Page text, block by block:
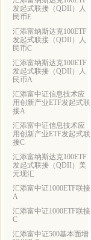
发起式联接（QDII）人
民币E
汇添富纳斯达克100ETF
发起式联接（QDII）人
民币C
汇添富纳斯达克100ETF
发起式联接（QDII）人
民币A
汇添富中证信息技术应
用创新产业ETF发起式联
接A
汇添富中证信息技术应
用创新产业ETF发起式联
接C
汇添富纳斯达克100ETF
发起式联接（QDII）美
元现汇
汇添富中证1000ETF联接
A
汇添富中证1000ETF联接
C
汇添富中证500基本面增